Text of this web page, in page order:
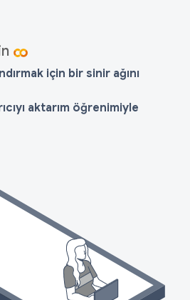
için bir sinir ağını
aktarım öğrenimiyle